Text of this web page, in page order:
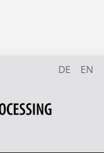
DE EN